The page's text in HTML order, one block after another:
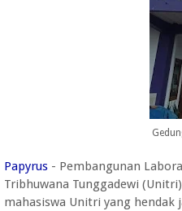
Papyrus - Pembangunan
Tribhuwana Tunggadewi
mahasiswa Unitri yang hendak